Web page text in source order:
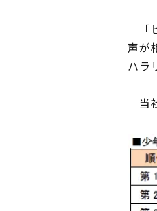
「
声が
ハラ
当